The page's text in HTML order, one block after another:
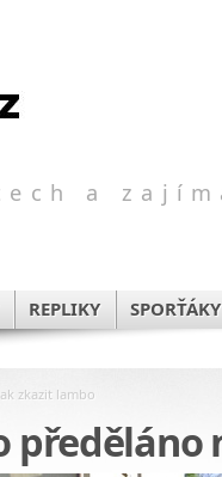
a
REPLIKY SPORŤÁKY
zkazit lambo
předěláno